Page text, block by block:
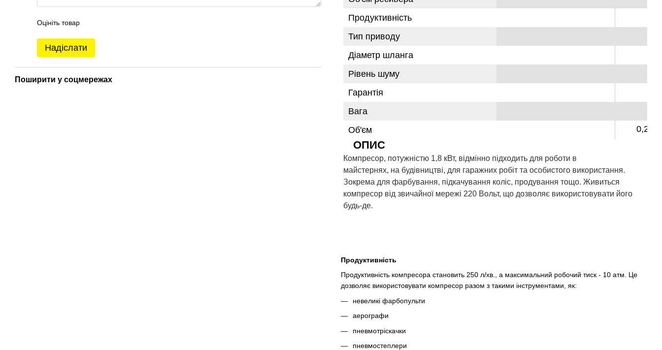
Оцініть товар
Надіслати
Поширити у соцмережах
Продуктивність
Тип приводу
Діаметр шланга
Рівень шуму
Гарантія
Вага
Об'єм
ОПИС
Компресор, потужністю 1,8 кВт, відмінно підходить для роботи в
майстернях, на будівництві, для гаражних робіт та особистого використання.
Зокрема для фарбування, підкачування коліс, продування тощо. Живиться
компресор від звичайної мережі 220 Вольт, що дозволяє використовувати його
будь-де.
Продуктивність
Продуктивність компресора становить 250 л/хв., а максимальний робочий тиск - 10 атм. Це
дозволяє використовувати компресор разом з такими інструментами, як:
невеликі фарбопульти
аерографи
пневмотріскачки
пневмостеплери